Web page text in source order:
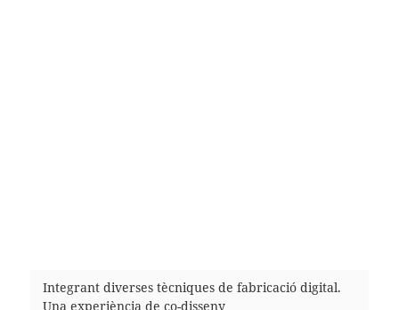
Integrant diverses tècniques de fabricació digital.